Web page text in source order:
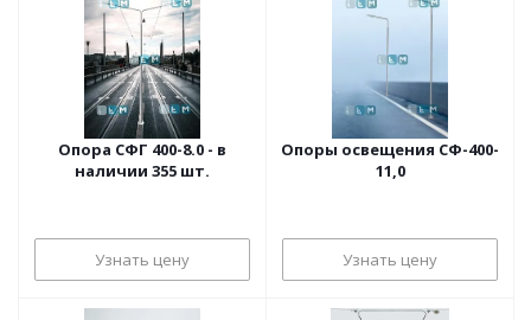
Опора СФГ 400-8.0 - в
наличии 355 шт.
Узнать цену
Опоры освещения СФ-400-
11,0
Узнать цену